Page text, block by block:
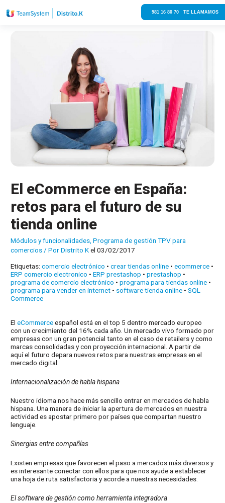
981 16 80 70 TE LLAMAMOS
El eCommerce en España:
retos para el futuro de su
tienda online
Módulos y funcionalidades ,Programa de gestión TPV para
comercios / PorDistrito Kel 03/02/2017
Etiquetas:comercio electrónico •crear tiendas online •ecommerce •
ERP comercio electronico •ERP prestashop •prestashop •
programa de comercio electrónico •programa para tiendas online •
programa para vender en internet • software tienda online •SQL
Commerce
EleCommerceespañol está en el top 5 dentro mercado europeo
con un crecimiento del 16% cada año. Un mercado vivo formado por
empresas con un gran potencial tanto en el caso de retailers y como
marcas consolidadas y con proyección internacional. A partir de
aquí el futuro depara nuevos retos para nuestras empresas en el
mercado digital:
Internacionalización de habla hispana
Nuestro idioma nos hace más sencillo entrar en mercados de habla
hispana. Una manera de iniciar la apertura de mercados en nuestra
actividad es apostar primero por países que compartan nuestro
lenguaje.
Sinergias entre compañías
Existen empresas que favorecen el paso a mercados más diversos y
es interesante conectar con ellos para que nos ayude a establecer
una hoja de ruta satisfactoria y acorde a nuestras necesidades.
El software de gestión como herramienta integradora